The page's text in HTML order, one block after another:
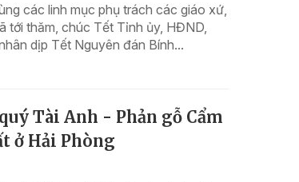
các linh mục phụ trách các giáo xứ,
tới thăm, chúc Tết Tỉnh ủy, HĐND,
dịp Tết Nguyên đán Bính...
Tài Anh - Phản gỗ Cẩm
ở Hải Phòng